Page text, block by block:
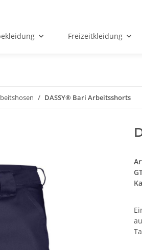
Freizeitkleidung
DASSY® Bari Arbeitsshorts